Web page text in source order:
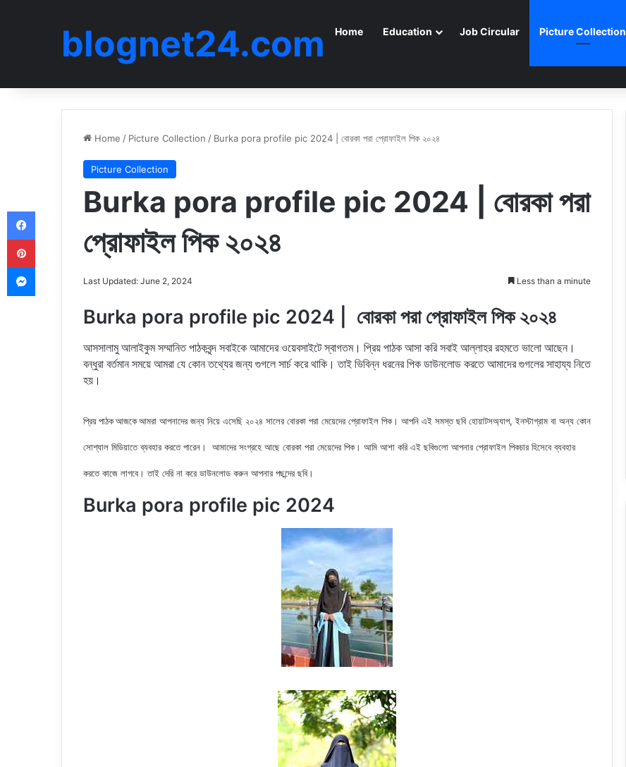
blognet24.com Home Education Job Circular Picture Collection
Home / Picture Collection / Burka pora profile pic 2024 | বোরকা পরা প্রোফাইল পিক ২০২৪
Picture Collection
Burka pora profile pic 2024 | বোরকা পরা
প্রোফাইল পিক ২০২৪
Last Updated: June 2, 2024 Less than a minute
Burka pora profile pic 2024 | বোরকা পরা প্রোফাইল পিক ২০২৪
আসসালামু আলাইকুম সম্মানিত পাঠকবৃন্দ সবাইকে আমাদের ওয়েবসাইটে স্বাগতম। প্রিয় পাঠক আসা করি সবাই আল্লাহর রহমতে ভালো আছেন।
বন্ধুরা বর্তমান সময়ে আমরা যে কোন তথ্যের জন্য গুগলে সার্চ করে থাকি। তাই ভিবিন্ন ধরনের পিক ডাউনলোড করতে আমাদের গুগলের সাহায্য নিতে
হয়।
প্রিয় পাঠক আজকেআমরা আপনাদের জন্য নিয়ে এসেছি ২০২৪ সালের বোরকা পরা মেয়েদের প্রোফাইল পিক। আপনি এই সমস্ত ছবি হোয়াটসঅ্যাপ, ইনস্টাগ্রাম বা অন্য কোন
সোশ্যাল মিডিয়াতে ব্যবহার করতে পারেন। আমাদের সংগ্রহে আছে বোরকা পরা মেয়েদের পিক। আমি আশা করি এই ছবিগুলো আপনার প্রোফাইল পিকচার হিসেবে ব্যবহার
করতে কাজে লাগবে। তাই দেরি না করে ডাউনলোড করুন আপনার পছন্দের ছবি।
Burka pora profile pic 2024
Facebook
Pinterest
Messenger